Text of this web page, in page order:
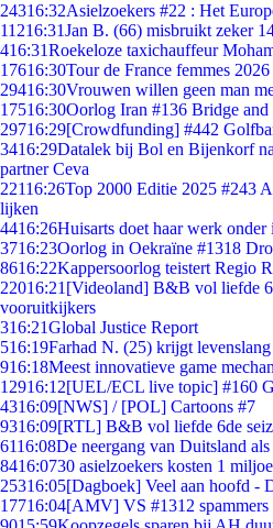
24316:32Asielzoekers #22 : Het
11216:31Jan B. (66) misbruikt zeker
416:31Roekeloze taxichauffeur
17616:30Tour de France femmes
29416:30Vrouwen willen geen man
17516:30Oorlog Iran #136 Bridge
29716:29[Crowdfunding] #442
3416:29Datalek bij Bol en Bijenkorf
partner Ceva
22116:26Top 2000 Editie 2025 #243
lijken
4416:26Huisarts doet haar werk
3716:23Oorlog in Oekraïne #1318
8616:22Kappersoorlog teistert Regio
22016:21 [Videoland] B&B vol liefde
vooruitkijkers
316:21Global Justice Report
516:19Farhad N. (25) krijgt
916:18Meest innovatieve game
12916:12[UEL/ECL live topic]
4316:09[NWS] / [POL] Cartoons #7
9316:09[RTL] B&B vol liefde 6de
6116:08De neergang van Duitsland
8416:0730 asielzoekers kosten 1
25316:05[Dagboek] Veel aan hoofd -
17716:04[AMV] VS #1312 spammers